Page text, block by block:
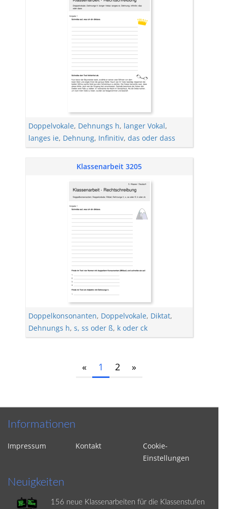
Doppelvokale, Dehnungs h, langer Vokal,
langes ie, Dehnung, Infinitiv, das oder dass
Klassenarbeit 3205
Doppelkonsonanten, Doppelvokale, Diktat,
Dehnungs h, s, ss oder ß, k oder ck
« 1 2 »
Informationen
Impressum Kontakt
Cookie-
Einstellungen
Neuigkeiten
156 neue Klassenarbeiten für die Klassenstufen